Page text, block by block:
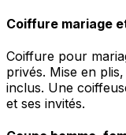
Coiffure mariage
Coiffure pour
privés. Mise en
inclus. Une
et ses invités.